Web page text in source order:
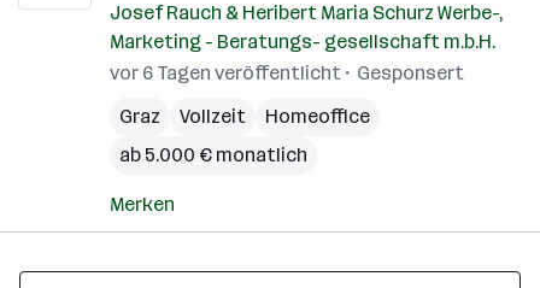
Josef Rauch & Heribert Maria Schurz Werbe-,
Marketing - Beratungs- gesellschaft m.b.H.
vor 6 Tagen veröffentlicht
Gesponsert
Graz
Vollzeit
Homeoffice
ab 5.000 € monatlich
Merken